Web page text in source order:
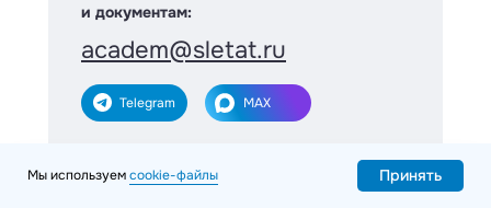
Профессия турагент: курс-практикум
и документам:
Telegram MAX
academ@sletat.ru
Мы используемcookie-файлы Принять